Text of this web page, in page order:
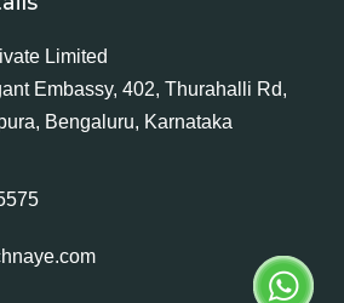
Limited
Embassy, 402, Thurahalli Rd,
Bengaluru, Karnataka